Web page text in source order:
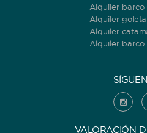
Alquiler barco
Alquiler
Alquiler
Alquiler barco
VALORACIÓN